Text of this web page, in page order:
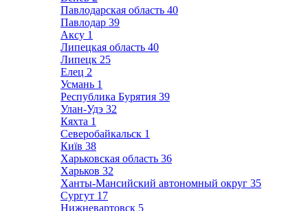
Павлодарская область 40
Павлодар 39
Аксу 1
Липецкая область 40
Липецк 25
Елец 2
Усмань 1
Республика Бурятия 39
Улан-Удэ 32
Кяхта 1
Северобайкальск 1
Київ 38
Харьковская область 36
Харьков 32
Ханты-Мансийский автономный округ 35
Сургут 17
Нижневартовск 5